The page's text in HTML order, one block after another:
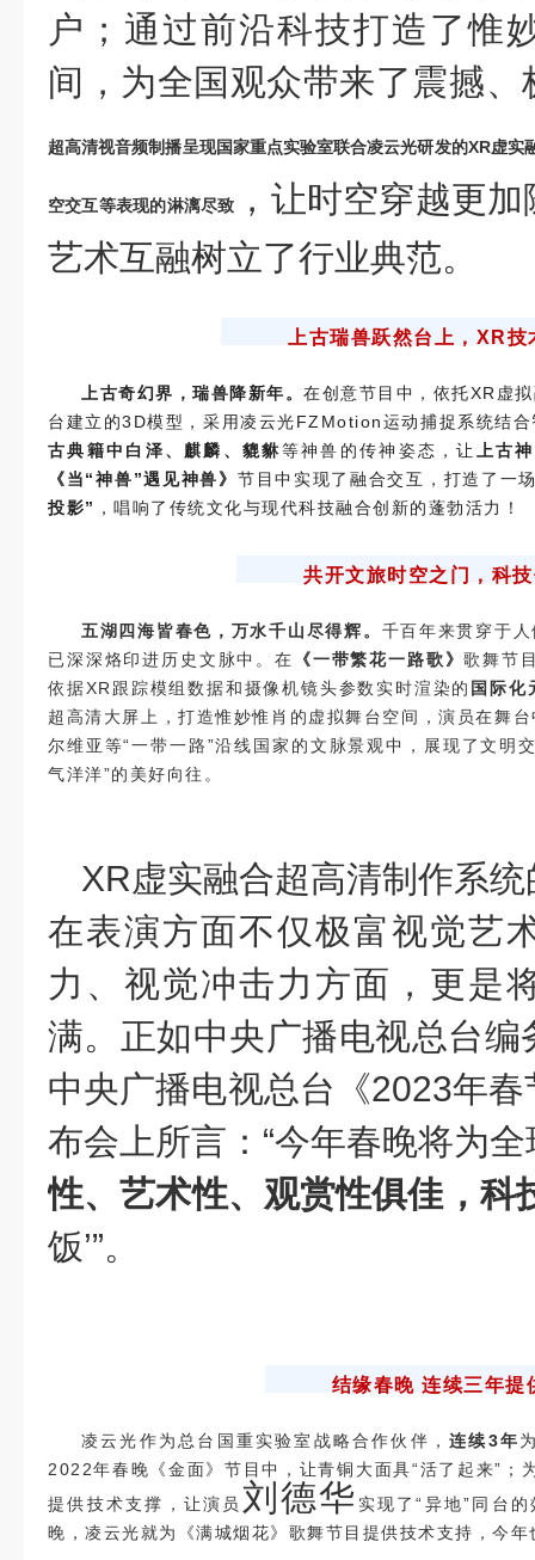
户；通过前沿科技打造了惟
间，为全国观众带来了震撼
超高清视音频制播呈现国家重点实验室联合凌云光研发的XR虚实
空交互等表现的淋漓尽致
，让时空穿越更
艺术互融树立了行业典范。
上古瑞兽跃然台上，XR
上古奇幻界，瑞兽降新年。 在创意节目中，依托XR虚
台建立的3D模型，采用凌云光FZMotion运动捕捉系统结
古典籍中白泽、麒麟、貔貅等神兽的传神姿态，让
上古
《当“神兽”遇见神兽》 节目中实现了融合交互，打造了一
投影” ，唱响了传统文化与现代科技融合创新的蓬勃活力！
共开文旅时空之门，科
五湖四海皆春色，万水千山尽得辉。 千百年来贯穿于
已深深烙印进历史文脉中。在
《一带繁花一路歌》歌舞节
依据XR跟踪模组数据和摄像机镜头参数实时渲染的 国际化
超高清大屏上，打造惟妙惟肖的虚拟舞台空间，演员在舞
尔维亚等“一带一路”沿线国家的文脉景观中，展现了文明
气洋洋”的美好向往。
XR虚实融合超高清制作系
在表演方面不仅极富视觉艺
力、视觉冲击力方面，更是
满。正如中央广播电视总台
中央广播电视总台《2023年
布会上所言：“今年春晚将为
性、艺术性、观赏性俱佳，科
饭’”。
结缘春晚 连续三年提
凌云光作为总台国重实验室战略合作伙伴，连续3年
2022年春晚《金面》节目中，让青铜大面具“活了起来”
提供技术支撑，让演员 刘德华 实现了“异地”同台
晚，凌云光就为《满城烟花》歌舞节目提供技术支持，今